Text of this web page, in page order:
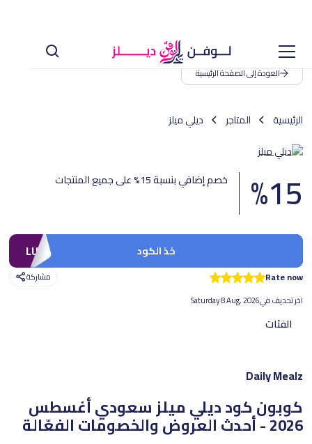
العودة إلى الصفحة الرئيسية
الرئيسية المتاجر ديلي ميلز
15
% خصم إضافي بنسبة 15% على جميع المنتجات
LUV1 خذ الكود
Rate now
مشاركة
اخر تحديف فيSaturday 8 Aug, 2026
الفئات
Daily Mealz
كوبون كود ديلي ميلز سعوديأغسطس
2026 - أحدث العروض والخصومات الفعّالة